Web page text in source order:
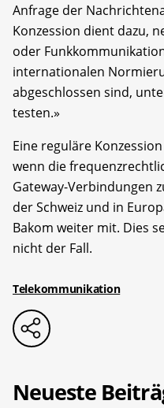
Anfrage der
Konzession dient dazu,
oder
internationalen
abgeschlossen sind,
testen.»
Eine reguläre
wenn die
Gateway-Verbindungen
der Schweiz und in
Bakom weiter mit. Dies
nicht der Fall.
Telekommunikation
Neueste